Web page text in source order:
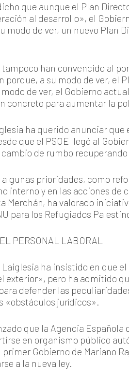
que aunque el Plan
al desarrollo», el
modo de ver, un nuevo Plan
han convencido al
porque, a su modo de ver, el
de ver, el Gobierno
concreto para aumentar la
ha querido anunciar
que el PSOE llegó al
de rumbo
algunas prioridades, como
interno y en las acciones
Merchán, ha valorado
para los Refugiados
PERSONAL LABORAL
Laiglesia ha insistido en que
exterior», pero ha admitido
defender las
«obstáculos jurídicos».
que la Agencia
en organismo público
Gobierno de Mariano
a la nueva ley.